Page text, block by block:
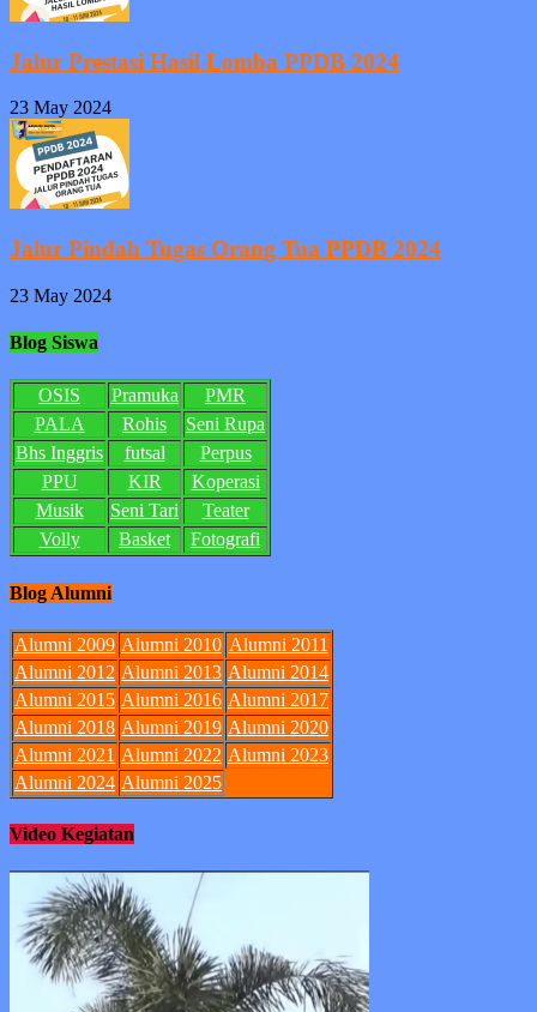
Jalur Prestasi Hasil Lomba PPDB 2024
23 May 2024
Jalur Pindah Tugas Orang Tua PPDB 2024
23 May 2024
Blog Siswa
OSIS Pramuka
PMR
PALA
Rohis
Seni Rupa
Bhs Inggris
futsal
Perpus
PPU
KIR
Koperasi
Musik
Seni Tari
Teater
Volly
Basket Fotografi
Blog Alumni
Alumni 2009 Alumni 2010 Alumni 2011
Alumni 2012 Alumni 2013 Alumni 2014
Alumni 2015 Alumni 2016 Alumni 2017
Alumni 2018 Alumni 2019 Alumni 2020
Alumni 2021 Alumni 2022 Alumni 2023
Alumni 2024 Alumni 2025
Video Kegiatan